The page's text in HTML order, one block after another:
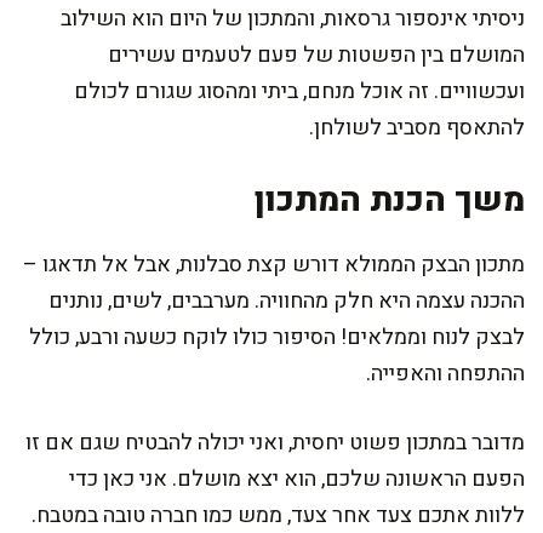
ניסיתי אינספור גרסאות, והמתכון של היום הוא השילוב
המושלם בין הפשטות של פעם לטעמים עשירים
ועכשוויים. זה אוכל מנחם, ביתי ומהסוג שגורם לכולם
להתאסף מסביב לשולחן.
משך הכנת המתכון
מתכון הבצק הממולא דורש קצת סבלנות, אבל אל תדאגו –
ההכנה עצמה היא חלק מהחוויה. מערבבים, לשים, נותנים
לבצק לנוח וממלאים! הסיפור כולו לוקח כשעה ורבע, כולל
ההתפחה והאפייה.
מדובר במתכון פשוט יחסית, ואני יכולה להבטיח שגם אם זו
הפעם הראשונה שלכם, הוא יצא מושלם. אני כאן כדי
ללוות אתכם צעד אחר צעד, ממש כמו חברה טובה במטבח.